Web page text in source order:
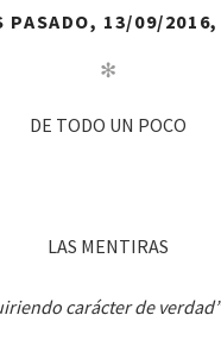
PASADO, 13/09/
✻
DE TODO UN POCO
LAS MENTIRAS
carácter de verdad”